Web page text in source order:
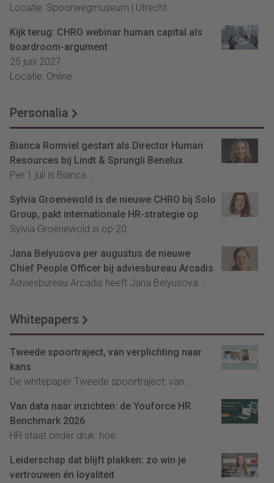
Locatie: Spoorwegmuseum | Utrecht
Kijk terug: CHRO webinar human capital als
boardroom-argument
25 juni 2027
Locatie: Online
Personalia
Bianca Romviel gestart als Director Human
Resources bij Lindt & Sprungli Benelux
Per 1 juli is Bianca...
Sylvia Groenewold is de nieuwe CHRO bij Solo
Group, pakt internationale HR-strategie op
Sylvia Groenewold is op 20...
Jana Belyusova per augustus de nieuwe
Chief People Officer bij adviesbureau Arcadis
Adviesbureau Arcadis heeft Jana Belyusova...
Whitepapers
Tweede spoortraject, van verplichting naar
kans
De whitepaper Tweede spoortraject: van...
Van data naar inzichten: de Youforce HR
Benchmark 2026
HR staat onder druk: hoe...
Leiderschap dat blijft plakken: zo win je
vertrouwen én loyaliteit